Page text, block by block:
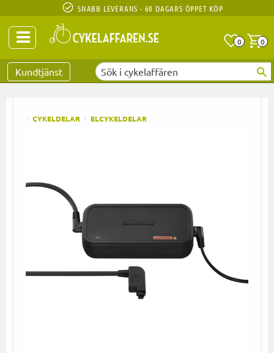
SNABB LEVERANS - 60 DAGARS ÖPPET KÖP
0 0
Kundtjänst
CYKELDELAR ELCYKELDELAR